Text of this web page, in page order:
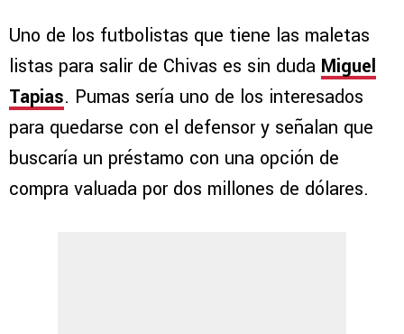
Uno de los futbolistas que tiene las maletas
listas para salir de Chivas es sin duda Miguel
Tapias. Pumas sería uno de los interesados
para quedarse con el defensor y señalan que
buscaría un préstamo con una opción de
compra valuada por dos millones de dólares.